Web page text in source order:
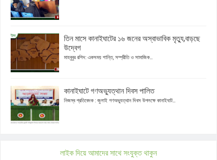
তিন মাসে কানাইঘাটের ১৬ জনের অস্বাভাবিক মৃত্যু,বাড়ছে
উদ্বেগ
মাহবুবুর রশিদ: একসময় শান্তি, সম্প্রীতি ও সামাজিক...
কানাইঘাটে গণঅভ্যুত্থান দিবস পালিত
নিজস্ব প্রতিবেদক : জুলাই গণঅভ্যুত্থান দিবস উপলক্ষে কানাইঘাট...
লাইক দিয়ে আমাদের সাথে সংযুক্ত থাকুন